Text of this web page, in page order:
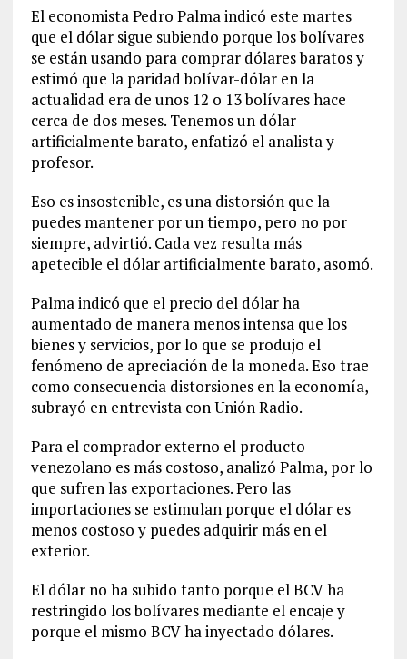
El economista Pedro Palma indicó este martes
que el dólar sigue subiendo porque los bolívares
se están usando para comprar dólares baratos y
estimó que la paridad bolívar-dólar en la
actualidad era de unos 12 o 13 bolívares hace
cerca de dos meses. Tenemos un dólar
artificialmente barato, enfatizó el analista y
profesor.
Eso es insostenible, es una distorsión que la
puedes mantener por un tiempo, pero no por
siempre, advirtió. Cada vez resulta más
apetecible el dólar artificialmente barato, asomó.
Palma indicó que el precio del dólar ha
aumentado de manera menos intensa que los
bienes y servicios, por lo que se produjo el
fenómeno de apreciación de la moneda. Eso trae
como consecuencia distorsiones en la economía,
subrayó en entrevista con Unión Radio.
Para el comprador externo el producto
venezolano es más costoso, analizó Palma, por lo
que sufren las exportaciones. Pero las
importaciones se estimulan porque el dólar es
menos costoso y puedes adquirir más en el
exterior.
El dólar no ha subido tanto porque el BCV ha
restringido los bolívares mediante el encaje y
porque el mismo BCV ha inyectado dólares.